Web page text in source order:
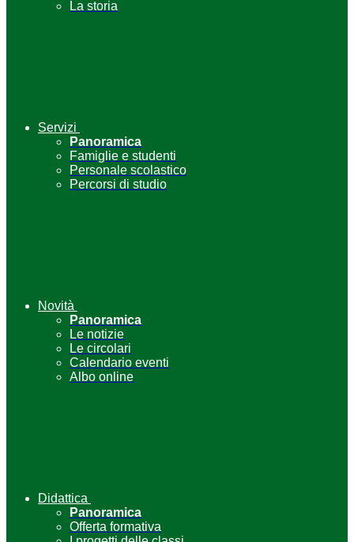
La storia
Servizi
Panoramica
Famiglie e studenti
Personale scolastico
Percorsi di studio
Novità
Panoramica
Le notizie
Le circolari
Calendario eventi
Albo online
Didattica
Panoramica
Offerta formativa